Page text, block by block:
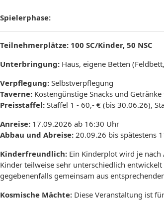
Spielerphase:
Teilnehmerplätze: 100 SC/Kinder, 50 NSC
Unterbringung: Haus, eigene Betten
Verpflegung: Selbstverpflegung
Taverne: Kostengünstige Snacks und
Preisstaffel: Staffel 1 - 60,- € (bis 30.06.26),
Anreise: 17.09.2026 ab 16:30 Uhr
Abbau und Abreise: 20.09.26 bis spätestens
Kinderfreundlich: Ein Kinderplot wird je nach
Kinder teilweise sehr unterschiedlich
gegebenenfalls gemeinsam aus
Kosmische Mächte: Diese Veranstaltung ist